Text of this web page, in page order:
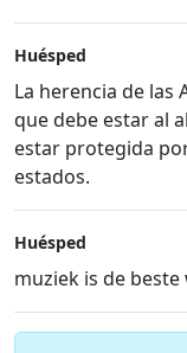
Huésped
La herencia de las
que debe estar al
estar protegida
estados.
Huésped
muziek is de beste